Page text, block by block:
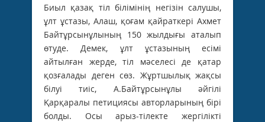
Биыл қазақ тіл білімінің негізін салушы,
ұлт ұстазы, Алаш, қоғам қайраткері Ахмет
Байтұрсынұлының 150 жылдығы аталып
өтуде. Демек, ұлт ұстазының есімі
айтылған жерде, тіл мәселесі де қатар
қозғалады деген сөз. Жұртшылық жақсы
білуі тиіс, А.Байтұрсынұлы әйгілі
Қарқаралы петициясы авторларының бірі
болды. Осы арыз-тілекте жергілікті